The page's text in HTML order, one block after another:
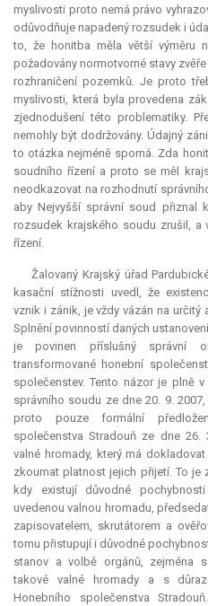
myslivosti proto nemá právo
odůvodňuje napadený rozsudek i
to, že honitba měla větší výměru
požadovány normotvorné stavy
rozhraničení pozemků. Je proto
myslivosti, která byla provedena
zjednodušení této problematiky.
nemohly být dodržovány. Údajný
to otázka nejméně sporná. Zda
soudního řízení a proto se měl
neodkazovat na rozhodnutí
aby Nejvyšší správní soud přiznal
rozsudek krajského soudu zrušil,
řízení.
Žalovaný Krajský úřad
kasační stížnosti uvedl, že
vznik i zánik, je vždy vázán na
Splnění povinností daných
je povinen příslušný správní
transformované honební
společenstev. Tento názor je plně
správního soudu ze dne 20. 9.
proto pouze formální
společenstva Stradouň ze dne
valné hromady, který má
zkoumat platnost jejich přijetí. To je
kdy existují důvodné
uvedenou valnou hromadu,
zapisovatelem, skrutátorem a
tomu přistupují i důvodné
stanov a volbě orgánů, zejména
takové valné hromady a s
Honebního společenstva